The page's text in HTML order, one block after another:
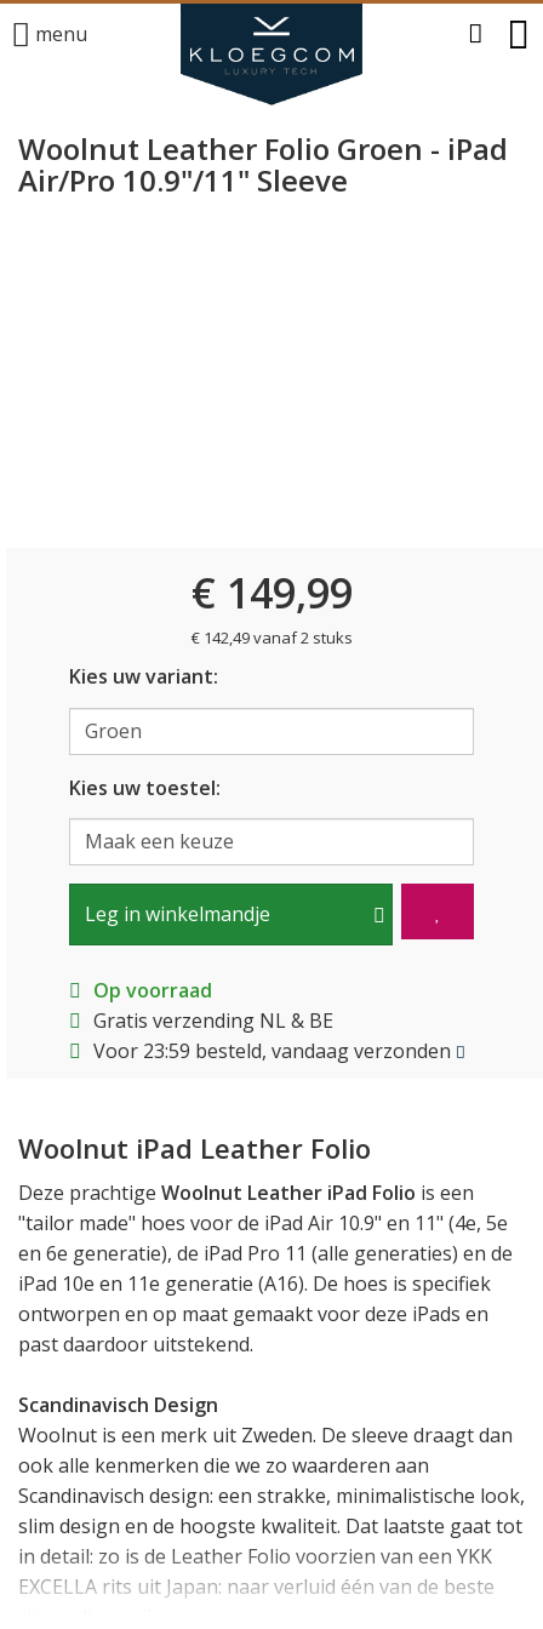
menu
Woolnut Leather Folio Groen - iPad
Air/Pro 10.9"/11" Sleeve
€ 149,99
€ 142,49 vanaf 2 stuks
Kies uw variant:
Kies uw toestel:
Leg in winkelmandje
Op voorraad
Gratis verzending NL & BE
Voor 23:59 besteld, vandaag verzonden
Woolnut iPad Leather Folio
Deze prachtige Woolnut Leather iPad Folio is een
"tailor made" hoes voor de iPad Air 10.9" en 11" (4e, 5e
en 6e generatie), de iPad Pro 11 (alle generaties) en de
iPad 10e en 11e generatie (A16). De hoes is specifiek
ontworpen en op maat gemaakt voor deze iPads en
past daardoor uitstekend.
Scandinavisch Design
Woolnut is een merk uit Zweden. De sleeve draagt dan
ook alle kenmerken die we zo waarderen aan
Scandinavisch design: een strakke, minimalistische look,
slim design en de hoogste kwaliteit. Dat laatste gaat tot
in detail: zo is de Leather Folio voorzien van een YKK
EXCELLA rits uit Japan: naar verluid één van de beste